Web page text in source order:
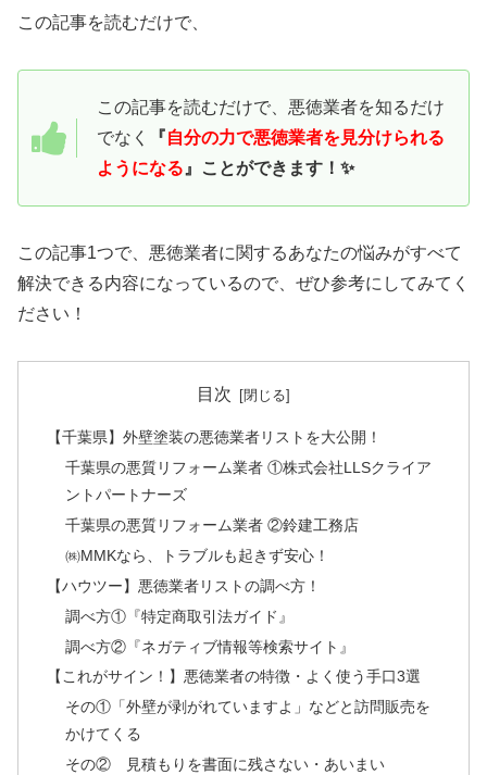
この記事を読むだけで、
この記事を読むだけで、悪徳業者を知るだけ
でなく
『自分の力で悪徳業者を見分けられる
ようになる 』ことができます！✨
この記事1つで、悪徳業者に関するあなたの悩みがすべて
解決できる内容になっているので、ぜひ参考にしてみてく
ださい！
目次
【千葉県】外壁塗装の悪徳業者リストを大公開！
千葉県の悪質リフォーム業者 ①株式会社LLSクライア
ントパートナーズ
千葉県の悪質リフォーム業者 ②鈴建工務店
㈱MMKなら、トラブルも起きず安心！
【ハウツー】悪徳業者リストの調べ方！
調べ方①『特定商取引法ガイド』
調べ方②『ネガティブ情報等検索サイト』
【これがサイン！】悪徳業者の特徴・よく使う手口3選
その①「外壁が剥がれていますよ」などと訪問販売を
かけてくる
その② 見積もりを書面に残さない・あいまい